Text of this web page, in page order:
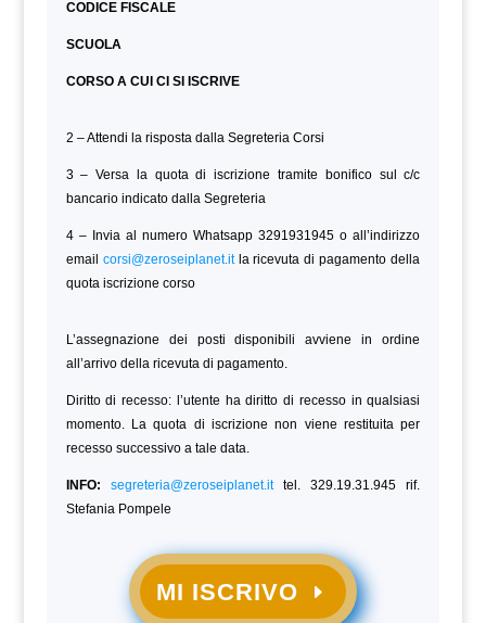
CODICE FISCALE
SCUOLA
CORSO A CUI CI SI ISCRIVE
2 – Attendi la risposta dalla Segreteria Corsi
3 – Versa la quota di iscrizione tramite bonifico sul c/c
bancario indicato dalla Segreteria
4 – Invia al numero Whatsapp 3291931945 o all’indirizzo
email corsi@zeroseiplanet.itla ricevuta di pagamento della
quota iscrizione corso
L’assegnazione dei posti disponibili avviene in ordine
all’arrivo della ricevuta di pagamento.
Diritto di recesso: l’utente ha diritto di recesso in qualsiasi
momento. La quota di iscrizione non viene restituita per
recesso successivo a tale data.
INFO: segreteria@zeroseiplanet.ittel. 329.19.31.945 rif.
Stefania Pompele
MI ISCRIVO